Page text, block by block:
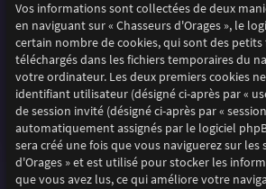
Vos informations sont collectées de deux
en naviguant sur « Chasseurs d'Orages », le
certain nombre de cookies, qui sont des petits
téléchargés dans les fichiers temporaires du
votre ordinateur. Les deux premiers cookies
identifiant utilisateur (désigné ci-après par «
de session invité (désigné ci-après par «
automatiquement assignés par le logiciel
sera créé une fois que vous naviguerez sur les
d'Orages » et est utilisé pour stocker les
que vous avez lus, ce qui améliore votre